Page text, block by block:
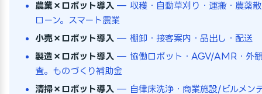
農業×ロボット導入 — 収穫・自動草刈り・運搬・農薬
ローン。スマート農業
小売×ロボット導入 — 棚卸・接客案内・品出し・配送
製造×ロボット導入 — 協働ロボット・AGV/AMR・外
査。ものづくり補助金
清掃×ロボット導入 — 自律床洗浄・商業施設/ビルメン